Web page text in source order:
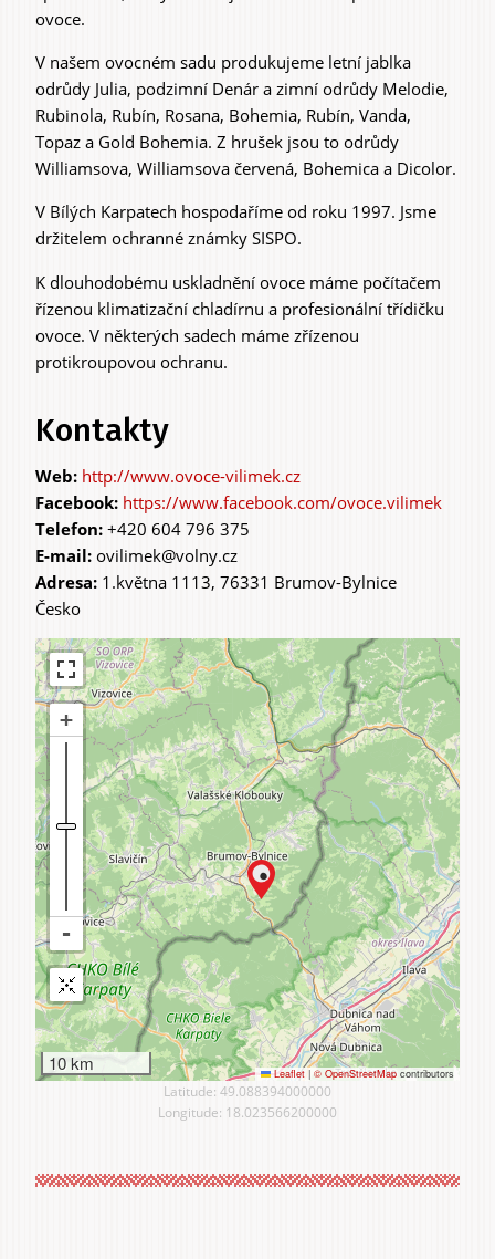
ovoce.
V našem ovocném sadu produkujeme letní jablka
odrůdy Julia, podzimní Denár a zimní odrůdy Melodie,
Rubinola, Rubín, Rosana, Bohemia, Rubín, Vanda,
Topaz a Gold Bohemia. Z hrušek jsou to odrůdy
Williamsova, Williamsova červená, Bohemica a Dicolor.
V Bílých Karpatech hospodaříme od roku 1997. Jsme
držitelem ochranné známky SISPO.
K dlouhodobému uskladnění ovoce máme počítačem
řízenou klimatizační chladírnu a profesionální třídičku
ovoce. V některých sadech máme zřízenou
protikroupovou ochranu.
Kontakty
http://www.ovoce-vilimek.cz
https://www.facebook.com/ovoce.vilimek
Telefon: +420 604 796 375
E-mail: ovilimek@volny.cz
Adresa: 1.května 1113, 76331 Brumov-Bylnice
Česko
10 km Leaflet | © OpenStreetMap contributors
Latitude: 49.088394000000
Longitude: 18.023566200000